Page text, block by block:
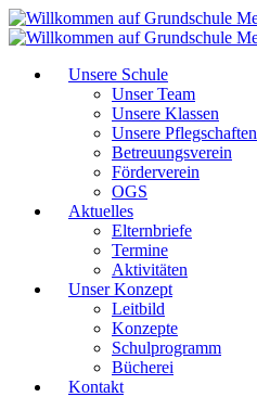
Unsere Schule
Unser Team
Unsere Klassen
Unsere Pflegschaften
Betreuungsverein
Förderverein
OGS
Aktuelles
Elternbriefe
Termine
Aktivitäten
Unser Konzept
Leitbild
Konzepte
Schulprogramm
Bücherei
Kontakt